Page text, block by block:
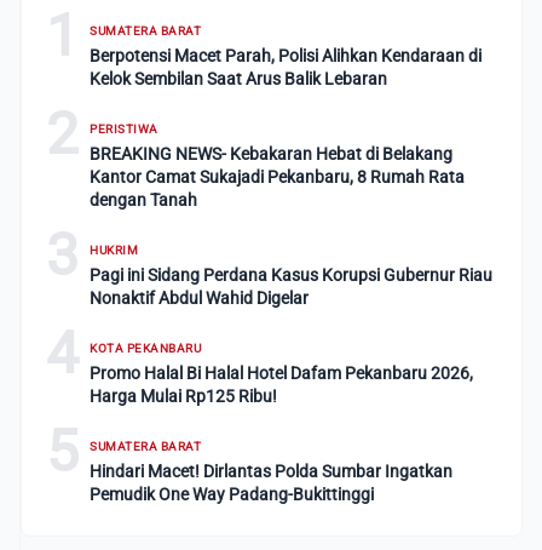
1 SUMATERA BARAT
Berpotensi Macet Parah, Polisi Alihkan Kendaraan di
Kelok Sembilan Saat Arus Balik Lebaran
2 PERISTIWA
BREAKING NEWS- Kebakaran Hebat di Belakang
Kantor Camat Sukajadi Pekanbaru, 8 Rumah Rata
dengan Tanah
3 HUKRIM
Pagi ini Sidang Perdana Kasus Korupsi Gubernur Riau
Nonaktif Abdul Wahid Digelar
4 KOTA PEKANBARU
Promo Halal Bi Halal Hotel Dafam Pekanbaru 2026,
Harga Mulai Rp125 Ribu!
5 SUMATERA BARAT
Hindari Macet! Dirlantas Polda Sumbar Ingatkan
Pemudik One Way Padang-Bukittinggi